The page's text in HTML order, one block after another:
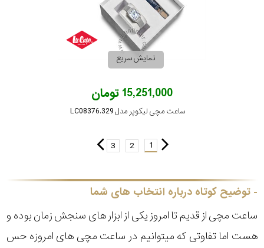
نمایش سریع
15,251,000 تومان
ساعت مچی لیکوپر مدل LC08376.329
1
2
3
توضیح کوتاه درباره انتخاب های شما
ساعت مچی از قدیم تا امروز یکی از ابزار های سنجش زمان بوده و
هست اما تفاوتی که میتوانیم در ساعت مچی های امروزه حس